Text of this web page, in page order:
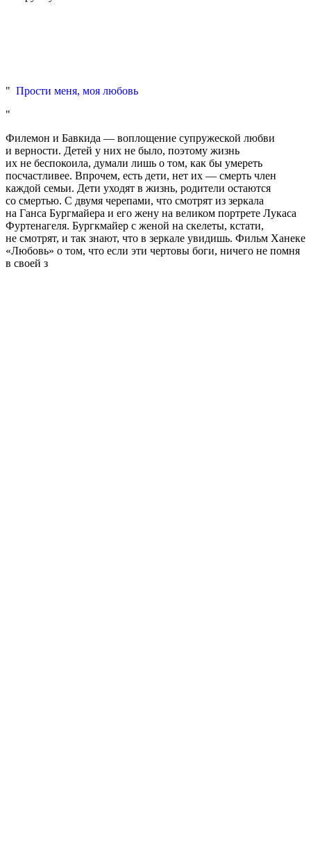
Прости меня, моя любовь
Филемон и Бавкида — воплощение супружеской любви
и верности. Детей у них не было, поэтому жизнь
их не беспокоила, думали лишь о том, как бы умереть
посчастливее. Впрочем, есть дети, нет их — смерть член
каждой семьи. Дети уходят в жизнь, родители остаются
со смертью. С двумя черепами, что смотрят из зеркала
на Ганса Бургмайера и его жену на великом портрете Лукаса
Фуртенагеля. Бургкмайер с женой на скелеты, кстати,
не смотрят, и так знают, что в зеркале увидишь. Фильм Ханеке
«Любовь» о том, что если эти чертовы боги, ничего не помня
в своей з